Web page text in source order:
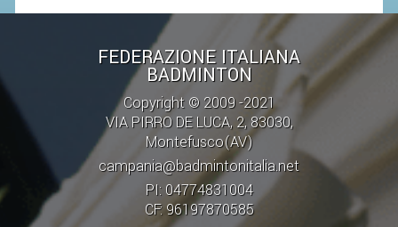
FEDERAZIONE ITALIANA
BADMINTON
Copyright © 2009 -2021
VIA PIRRO DE LUCA, 2, 83030,
Montefusco(AV)
campania@badmintonitalia.net
PI: 04774831004
CF: 96197870585
COMUNICATI
ATTI UFFICIALI
SOCIETÀ
CAMPIONATI
CALENDARIO
FIBA NAZIONALE